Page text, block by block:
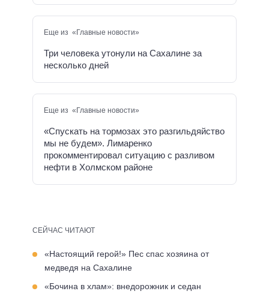
Еще из «Главные новости»
Три человека утонули на Сахалине за
несколько дней
Еще из «Главные новости»
«Спускать на тормозах это разгильдяйство
мы не будем». Лимаренко
прокомментировал ситуацию с разливом
нефти в Холмском районе
СЕЙЧАС ЧИТАЮТ
«Настоящий герой!» Пес спас хозяина от
медведя на Сахалине
«Бочина в хлам»: внедорожник и седан